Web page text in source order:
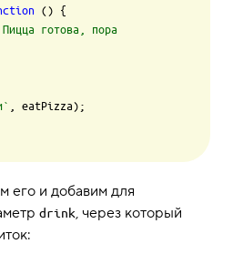
() {
готова, пора
его и добавим для
drink, через который